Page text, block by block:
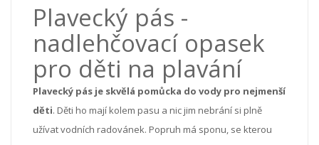
Plavecký pás -
nadlehčovací opasek
pro děti na plavání
Plavecký pás je skvělá pomůcka do vody pro nejmenší
děti. Děti ho mají kolem pasu a nic jim nebrání si plně
užívat vodních radovánek. Popruh má sponu, se kterou